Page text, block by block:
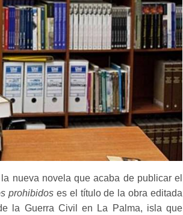
nueva novela que acaba de publicar el
prohibidos es el título de la obra editada
la Guerra Civil en La Palma, isla que